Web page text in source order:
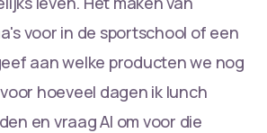
voor in de sportschool of een
aan welke producten we nog
hoeveel dagen ik lunch
en vraag AI om voor die